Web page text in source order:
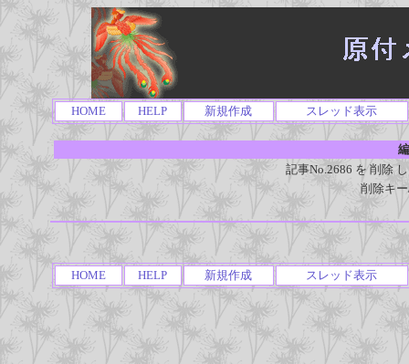
HOME HELP 新規作成 スレッド表示
記事No.2686 を 削除
削除キ
HOME HELP 新規作成 スレッド表示